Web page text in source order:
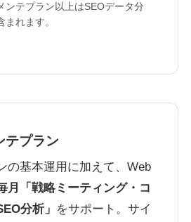
ンテプラン以上はSEOデータ分
れます。
テプラン
の基本運用に加えて、Web
月「戦略ミーティング・コ
分析」 をサポート。サイ